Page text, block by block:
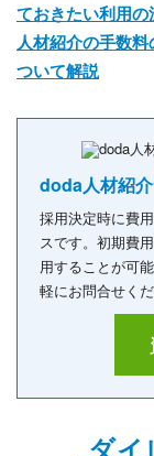
ておきたい利用
人材紹介の手数
ついて解説
doda人材紹
採用決定時に費
スです。初期費
用することが可
軽にお問合せくだ
ダ